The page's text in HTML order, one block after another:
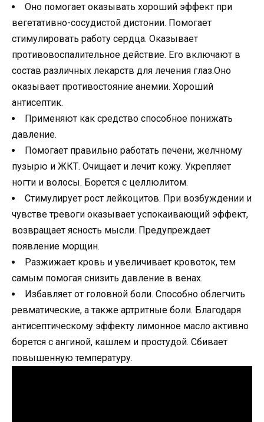
Оно помогает оказывать хороший эффект при
вегетативно-сосудистой дистонии. Помогает
стимулировать работу сердца. Оказывает
противовоспалительное действие. Его включают в
состав различных лекарств для лечения глаз.Оно
оказывает противостояние анемии. Хороший
антисептик.
Применяют как средство способное понижать
давление.
Помогает правильно работать печени, желчному
пузырю и ЖКТ. Очищает и лечит кожу. Укрепляет
ногти и волосы. Борется с целлюлитом.
Стимулирует рост лейкоцитов. При возбуждении и
чувстве тревоги оказывает успокаивающий эффект,
возвращает ясность мысли. Предупреждает
появление морщин.
Разжижает кровь и увеличивает кровоток, тем
самым помогая снизить давление в венах.
Избавляет от головной боли. Способно облегчить
ревматические, а также артритные боли. Благодаря
антисептическому эффекту лимонное масло активно
борется с ангиной, кашлем и простудой. Сбивает
повышенную температуру.